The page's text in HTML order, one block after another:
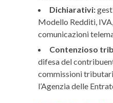
Dichiarativi:
Modello Redditi,
comunicazioni
Contenzioso
difesa del
commissioni
l’Agenzia delle